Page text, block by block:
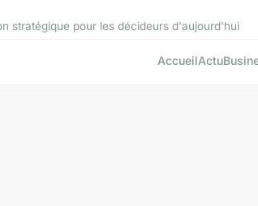
stratégique pour les décideurs d'aujourd'hui
AccueilActu